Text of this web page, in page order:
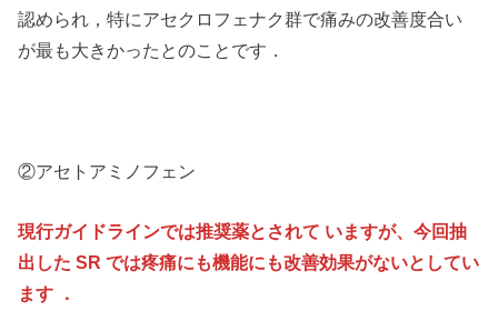
認められ，特にアセクロフェナク群で痛みの改善度合い
が最も大きかったとのことです．
②アセトアミノフェン
現行ガイドラインでは推奨薬とされて いますが、今回抽
出した SR では疼痛にも機能にも改善効果がないとしてい
ます ．